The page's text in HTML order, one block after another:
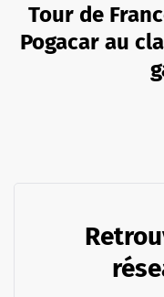
Tour de
Pogacar au